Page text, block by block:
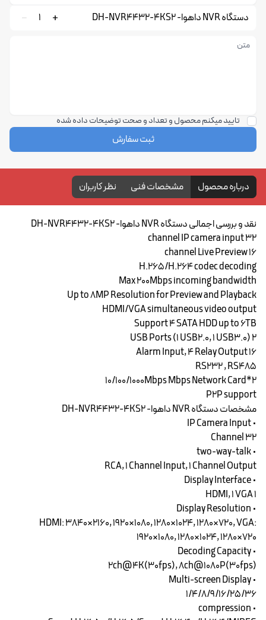
دستگاه NVR داهوا- DH-NVR4432-4KS2 1
تایید میکنم محصول و تعداد و صحت توضیحات داده شده
ثبت سفارش
درباره محصول مشخصات فنی نظر کاربران
نقد و بررسی اجمالی دستگاه NVR داهوا- DH-NVR4432-4KS2
32 channel IP camera input
16 channel Live Preview
H.265/H.264 codec decoding
Max 200Mbps incoming bandwidth
Up to 8MP Resolution for Preview and Playback
HDMI/VGA simultaneous video output
Support 4 SATA HDD up to 6TB
2 USB Ports (1 USB2.0, 1 USB3.0)
16 Alarm Input, 4 Relay Output
RS232 , RS485
2*10/100/1000Mbps Mbps Network Card
P2P support
مشخصات دستگاه NVR داهوا- DH-NVR4432-4KS2
• IP Camera Input
32 Channel
• two-way-talk
RCA, 1 Channel Input, 1 Channel Output
• Display Interface
1 HDMI, 1 VGA
• Display Resolution
HDMI: 3840×2160, 1920×1080, 1280×1024, 1280×720, VGA:
1920×1080, 1280×1024, 1280×720
• Decoding Capacity
2ch@4K(30fps), 8ch@1080P(30fps)
• Multi-screen Display
1/4/8/9/16/25/36
• compression